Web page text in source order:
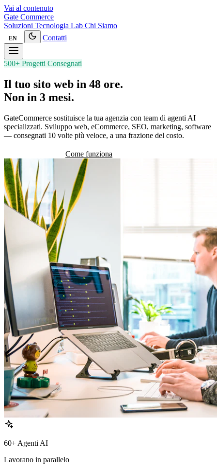
Vai al contenuto
Gate Commerce
Soluzioni Tecnologia Lab Chi Siamo
EN Contatti
500+ Progetti Consegnati
Il tuo sito web in 48 ore.
Non in 3 mesi.
GateCommerce sostituisce la tua agenzia con team di agenti AI
specializzati. Sviluppo web, eCommerce, SEO, marketing, software
— consegnati 10 volte più veloce, a una frazione del costo.
Come funziona
60+ Agenti AI
Lavorano in parallelo